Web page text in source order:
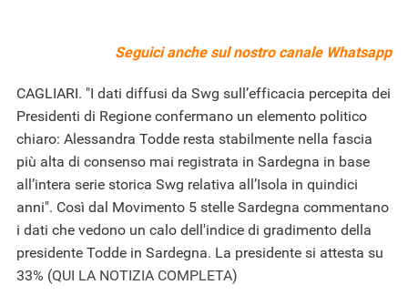
Seguici anche sul nostro canale Whatsapp
CAGLIARI. "I dati diffusi da Swg sull’efficacia percepita dei
Presidenti di Regione confermano un elemento politico
chiaro: Alessandra Todde resta stabilmente nella fascia
più alta di consenso mai registrata in Sardegna in base
all’intera serie storica Swg relativa all’Isola in quindici
anni". Così dal Movimento 5 stelle Sardegna commentano
i dati che vedono un calo dell'indice di gradimento della
presidente Todde in Sardegna. La presidente si attesta su
33% (QUI LA NOTIZIA COMPLETA)